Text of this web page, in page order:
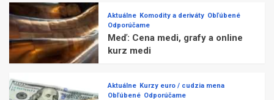
Aktuálne Komodity a deriváty Obľúbené
Odporúčame
Meď: Cena medi, grafy a online
kurz medi
Aktuálne Kurzy euro / cudzia mena
Obľúbené Odporúčame